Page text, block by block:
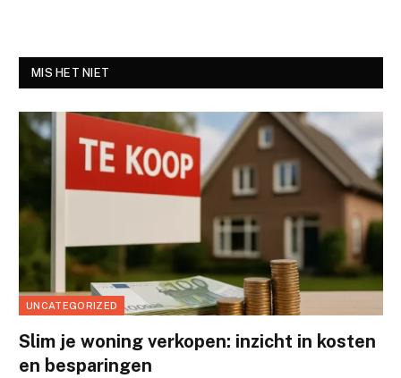
MIS HET NIET
UNCATEGORIZED
Slim je woning verkopen: inzicht in kosten
en besparingen